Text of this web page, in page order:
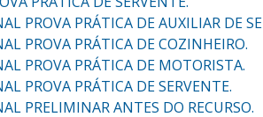
PROVA PRÁTICA DE AUXILIAR DE
PROVA PRÁTICA DE COZINHEIRO.
PROVA PRÁTICA DE MOTORISTA.
PROVA PRÁTICA DE SERVENTE.
PRELIMINAR ANTES DO RECURSO.